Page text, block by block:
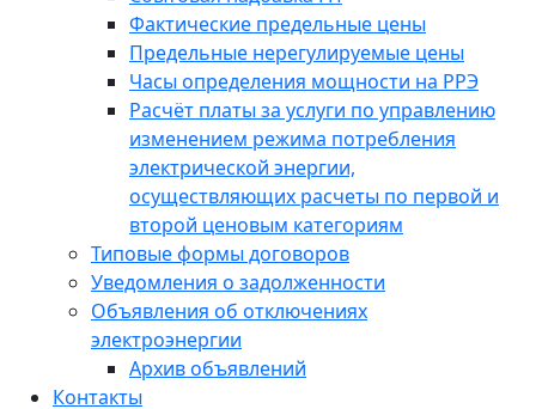
Фактические предельные цены
Предельные нерегулируемые цены
Часы определения мощности на РРЭ
Расчёт платы за услуги по управлению
изменением режима потребления
электрической энергии,
осуществляющих расчеты по первой и
второй ценовым категориям
Типовые формы договоров
Уведомления о задолженности
Объявления об отключениях
электроэнергии
Архив объявлений
Контакты